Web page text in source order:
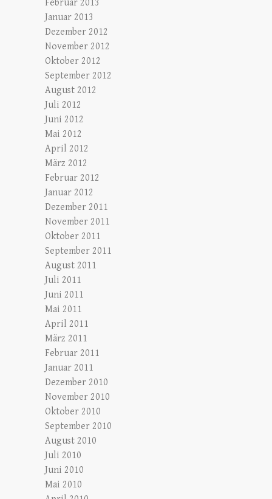
Februar 2013
Januar 2013
Dezember 2012
November 2012
Oktober 2012
September 2012
August 2012
Juli 2012
Juni 2012
Mai 2012
April 2012
März 2012
Februar 2012
Januar 2012
Dezember 2011
November 2011
Oktober 2011
September 2011
August 2011
Juli 2011
Juni 2011
Mai 2011
April 2011
März 2011
Februar 2011
Januar 2011
Dezember 2010
November 2010
Oktober 2010
September 2010
August 2010
Juli 2010
Juni 2010
Mai 2010